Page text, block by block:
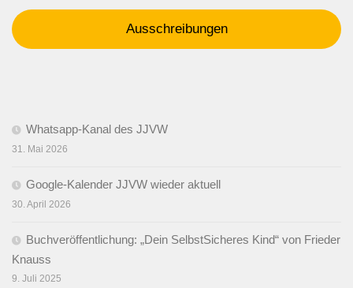
Ausschreibungen
Whatsapp-Kanal des JJVW
31. Mai 2026
Google-Kalender JJVW wieder aktuell
30. April 2026
Buchveröffentlichung: „Dein SelbstSicheres Kind“ von Frieder
Knauss
9. Juli 2025